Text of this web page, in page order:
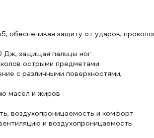
обеспечивая защиту от ударов,
Дж, защищая пальцы ног
острыми предметами
с различными поверхностями,
масел и жиров
воздухопроницаемость и комфорт
и воздухопроницаемость